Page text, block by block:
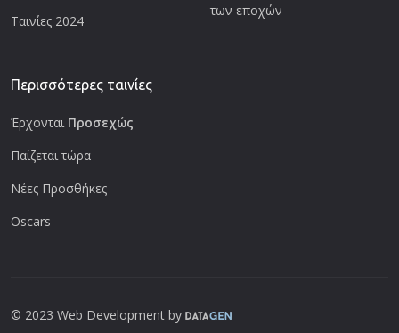
Ταινίες 2024
των εποχών
Περισσότερες ταινίες
Έρχονται Προσεχώς
Παίζεται τώρα
Νέες Προσθήκες
Oscars
© 2023 Web Development by